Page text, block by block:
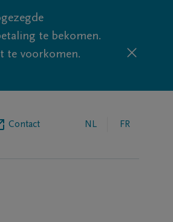
te bekomen.
te voorkomen.
Contact NL FR